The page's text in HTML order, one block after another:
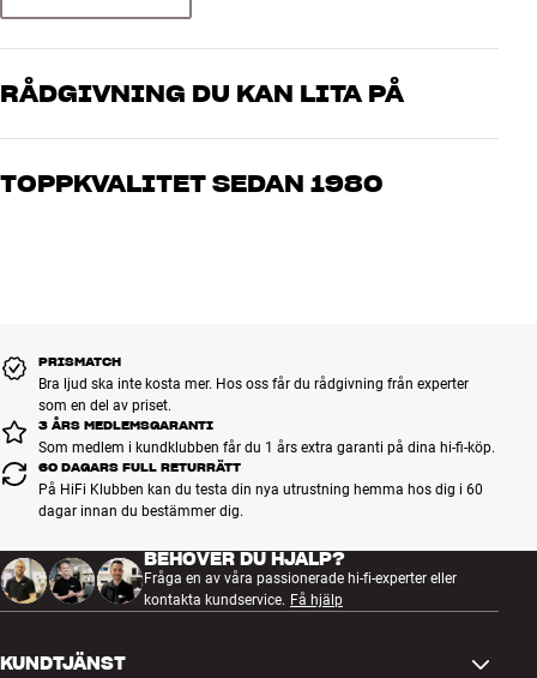
Vikt (kg)
11
djup)
Från 200 x 200 upp till och med 400 x 400 Höjd 100 cm (stolpe i
aluminium)
Kabelkanal inbyggd i stativet
Bottenplatta Ø: 50 cm.
I borstat stål, svart.
*I bild 2 ser du stativet med en TV på 40 tum. Det här medföljer inte.
RÅDGIVNING DU KAN LITA PÅ
Våra medarbetare är riktiga entusiaster som kan produkterna och
vad du drömmer om, så hjälper vi dig att hitta den lösning som
TOPPKVALITET SEDAN 1980
PRISMATCH
Bra ljud ska inte kosta mer. Hos oss får du rådgivning från experter
som en del av priset.
3 ÅRS MEDLEMSGARANTI
Som medlem i kundklubben får du 1 års extra garanti på dina hi-fi-köp.
60 DAGARS FULL RETURRÄTT
På HiFi Klubben kan du testa din nya utrustning hemma hos dig i 60
dagar innan du bestämmer dig.
BEHÖVER DU HJÄLP?
Fråga en av våra passionerade hi-fi-experter eller
kontakta kundservice. Få hjälp
KUNDTJÄNST